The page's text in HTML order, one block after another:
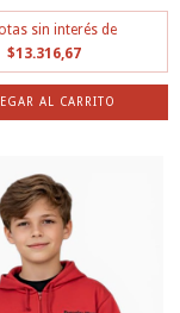
sin interés de
$13.316,67
AL CARRITO